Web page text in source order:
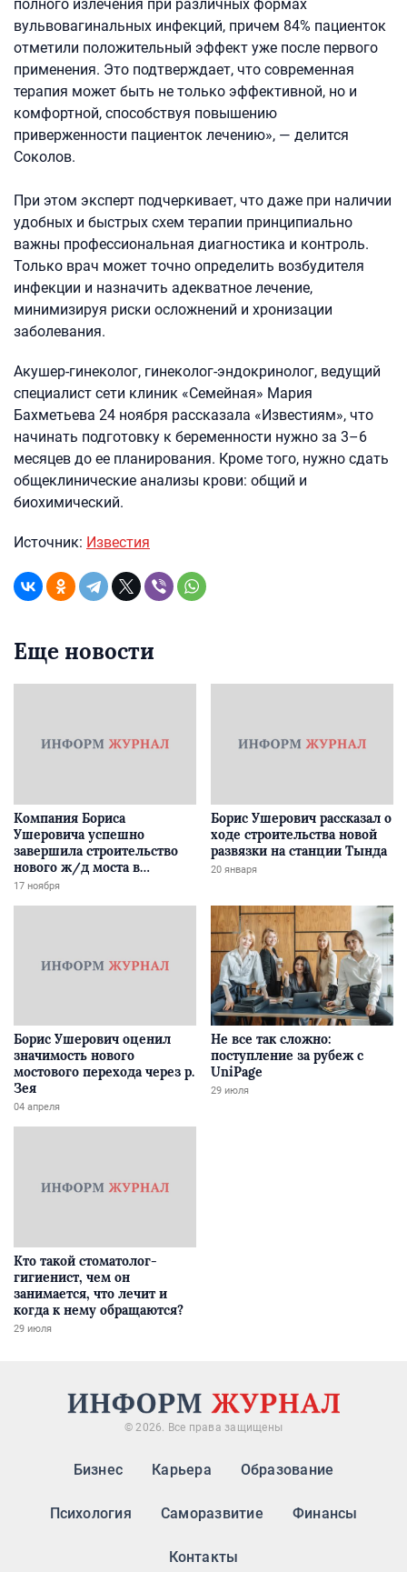
полного излечения при различных формах
вульвовагинальных инфекций, причем 84% пациенток
отметили положительный эффект уже после первого
применения. Это подтверждает, что современная
терапия может быть не только эффективной, но и
комфортной, способствуя повышению
приверженности пациенток лечению», — делится
Соколов.
При этом эксперт подчеркивает, что даже при наличии
удобных и быстрых схем терапии принципиально
важны профессиональная диагностика и контроль.
Только врач может точно определить возбудителя
инфекции и назначить адекватное лечение,
минимизируя риски осложнений и хронизации
заболевания.
Акушер-гинеколог, гинеколог-эндокринолог, ведущий
специалист сети клиник «Семейная» Мария
Бахметьева 24 ноября рассказала «Известиям», что
начинать подготовку к беременности нужно за 3–6
месяцев до ее планирования. Кроме того, нужно сдать
общеклинические анализы крови: общий и
биохимический.
Источник: Известия
Еще новости
Компания Бориса
Ушеровича успешно
завершила строительство
нового ж/д моста в
Забайкалье
17 ноября
Борис Ушерович рассказал о
ходе строительства новой
развязки на станции Тында
20 января
Борис Ушерович оценил
значимость нового
мостового перехода через р.
Зея
04 апреля
Не все так сложно:
поступление за рубеж с
UniPage
29 июля
Кто такой стоматолог-
гигиенист, чем он
занимается, что лечит и
когда к нему обращаются?
29 июля
© 2026. Все права защищены
Бизнес Карьера Образование
Психология Саморазвитие Финансы
Контакты